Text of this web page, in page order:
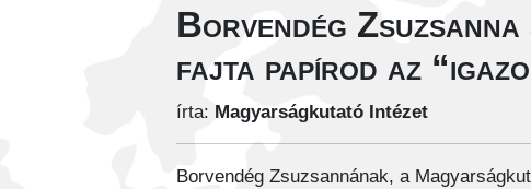
Borvendég
fajta papírod az
írta: Magyarságkutató Intézet
Borvendég Zsuzsannának, a